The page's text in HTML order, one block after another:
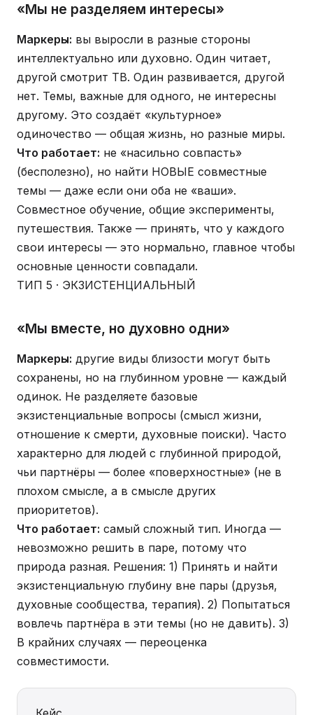
«Мы не разделяем интересы»
Маркеры: вы выросли в разные стороны
интеллектуально или духовно. Один читает,
другой смотрит ТВ. Один развивается, другой
нет. Темы, важные для одного, не интересны
другому. Это создаёт «культурное»
одиночество — общая жизнь, но разные миры.
Что работает: не «насильно совпасть»
(бесполезно), но найти НОВЫЕ совместные
темы — даже если они оба не «ваши».
Совместное обучение, общие эксперименты,
путешествия. Также — принять, что у каждого
свои интересы — это нормально, главное чтобы
основные ценности совпадали.
ТИП 5 · ЭКЗИСТЕНЦИАЛЬНЫЙ
«Мы вместе, но духовно одни»
Маркеры: другие виды близости могут быть
сохранены, но на глубинном уровне — каждый
одинок. Не разделяете базовые
экзистенциальные вопросы (смысл жизни,
отношение к смерти, духовные поиски). Часто
характерно для людей с глубинной природой,
чьи партнёры — более «поверхностные» (не в
плохом смысле, а в смысле других
приоритетов).
Что работает: самый сложный тип. Иногда —
невозможно решить в паре, потому что
природа разная. Решения: 1) Принять и найти
экзистенциальную глубину вне пары (друзья,
духовные сообщества, терапия). 2) Попытаться
вовлечь партнёра в эти темы (но не давить). 3)
В крайних случаях — переоценка
совместимости.